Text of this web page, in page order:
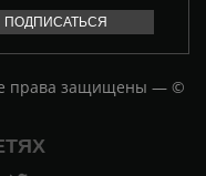
права защищены — ©